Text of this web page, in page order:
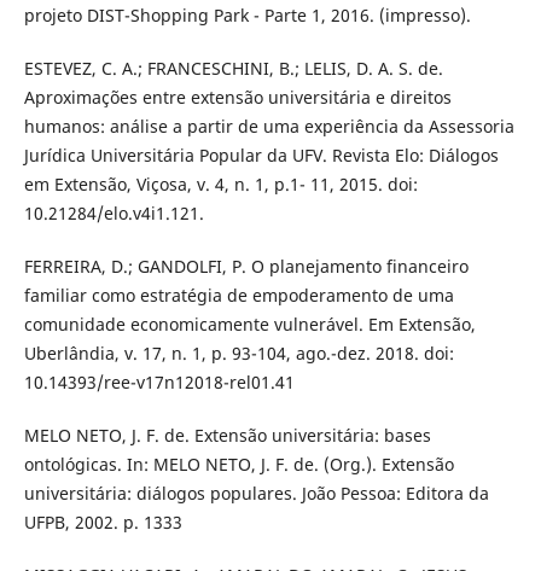
projeto DIST-Shopping Park - Parte 1, 2016. (impresso).
ESTEVEZ, C. A.; FRANCESCHINI, B.; LELIS, D. A. S. de.
Aproximações entre extensão universitária e direitos
humanos: análise a partir de uma experiência da Assessoria
Jurídica Universitária Popular da UFV. Revista Elo: Diálogos
em Extensão, Viçosa, v. 4, n. 1, p.1- 11, 2015. doi:
10.21284/elo.v4i1.121.
FERREIRA, D.; GANDOLFI, P. O planejamento financeiro
familiar como estratégia de empoderamento de uma
comunidade economicamente vulnerável. Em Extensão,
Uberlândia, v. 17, n. 1, p. 93-104, ago.-dez. 2018. doi:
10.14393/ree-v17n12018-rel01.41
MELO NETO, J. F. de. Extensão universitária: bases
ontológicas. In: MELO NETO, J. F. de. (Org.). Extensão
universitária: diálogos populares. João Pessoa: Editora da
UFPB, 2002. p. 1333